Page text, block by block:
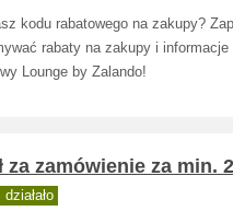
kodu rabatowego na zakupy?
rabaty na zakupy i
Lounge by Zalando!
za zamówienie za min.